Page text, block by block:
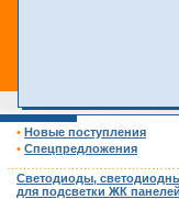
• Новые поступления
• Спецпредложения
Светодиоды,
для подсветки ЖК панелей